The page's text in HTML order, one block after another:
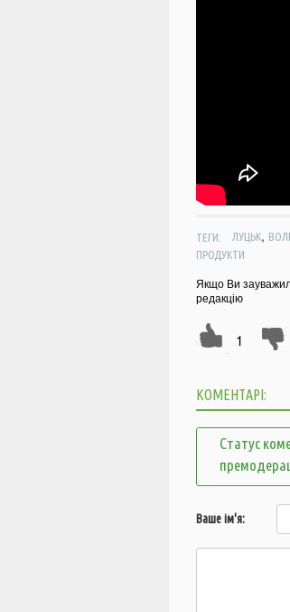
ТЕГИ: ЛУЦЬК,
ПРОДУКТИ
Якщо Ви
редакцію
1
КОМЕНТАРІ:
Статус
Ваше ім'я: